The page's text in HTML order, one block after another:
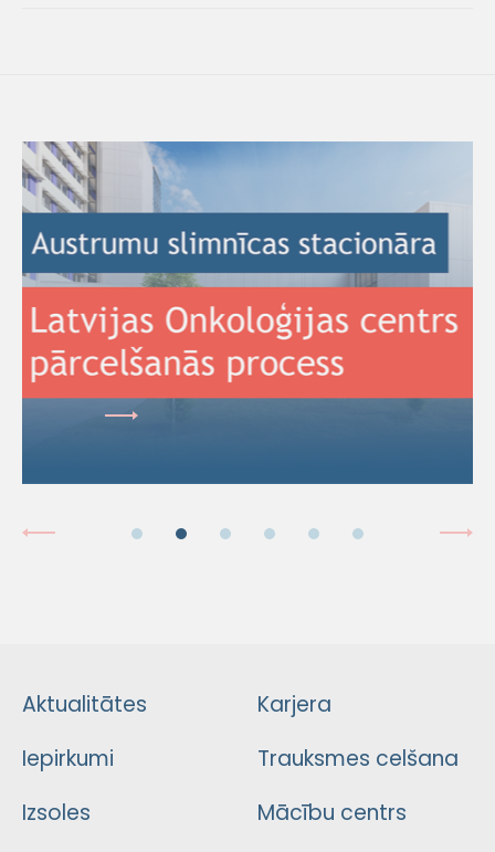
Aktualitātes
Iepirkumi
Izsoles
Karjera
Trauksmes celšana
Mācību centrs